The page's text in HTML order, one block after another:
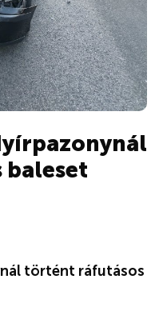
történt ráfutásos